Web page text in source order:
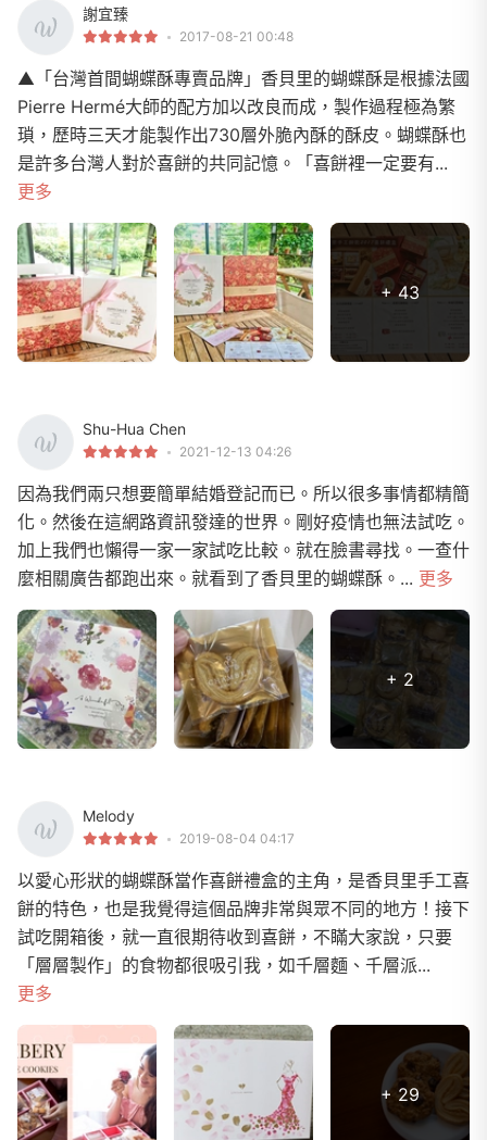
謝宜臻
2017-08-21 00:48
▲「台灣首間蝴蝶酥專賣品牌」香貝里的蝴蝶酥是根據法國
Pierre Hermé大師的配方加以改良而成，製作過程極為繁
瑣，歷時三天才能製作出730層外脆內酥的酥皮。蝴蝶酥也
是許多台灣人對於喜餅的共同記憶。「喜餅裡一定要有...
更多
+ 43
Shu-Hua Chen
2021-12-13 04:26
因為我們兩只想要簡單結婚登記而已。所以很多事情都精簡
化。然後在這網路資訊發達的世界。剛好疫情也無法試吃。
加上我們也懶得一家一家試吃比較。就在臉書尋找。一查什
麼相關廣告都跑出來。就看到了香貝里的蝴蝶酥。... 更多
+ 2
Melody
2019-08-04 04:17
以愛心形狀的蝴蝶酥當作喜餅禮盒的主角，是香貝里手工喜
餅的特色，也是我覺得這個品牌非常與眾不同的地方！接下
試吃開箱後，就一直很期待收到喜餅，不瞞大家說，只要
「層層製作」的食物都很吸引我，如千層麵、千層派...
更多
+ 29